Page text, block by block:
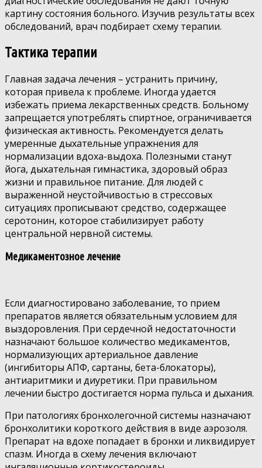
картину состояния больного. Изучив результаты всех
обследований, врач подбирает схему терапии.
Тактика терапии
Главная задача лечения – устранить причину,
которая привела к проблеме. Иногда удается
избежать приема лекарственных средств. Больному
запрещается употреблять спиртное, ограничивается
физическая активность. Рекомендуется делать
умеренные дыхательные упражнения для
нормализации вдоха-выдоха. Полезными станут
йога, дыхательная гимнастика, здоровый образ
жизни и правильное питание. Для людей с
выраженной неустойчивостью в стрессовых
ситуациях прописывают средство, содержащее
серотонин, которое стабилизирует работу
центральной нервной системы.
Медикаментозное лечение
Если диагностировано заболевание, то прием
препаратов является обязательным условием для
выздоровления. При сердечной недостаточности
назначают большое количество медикаментов,
нормализующих артериальное давление
(ингибиторы АПФ, сартаны, бета-блокаторы),
антиаритмики и диуретики. При правильном
лечении быстро достигается норма пульса и дыхания.
При патологиях бронхолегочной системы назначают
бронхолитики короткого действия в виде аэрозоля.
Препарат на вдохе попадает в бронхи и ликвидирует
спазм. Иногда в схему лечения включают